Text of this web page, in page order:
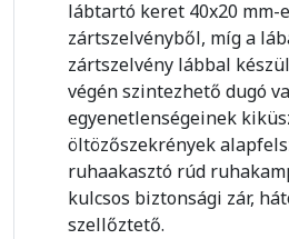
lábtartó keret 40x20 mm-
zártszelvényből, míg a
zártszelvény lábbal
végén szintezhető dugó
egyenetlenségeinek
öltözőszekrények
ruhaakasztó rúd
kulcsos biztonsági zár,
szellőztető.